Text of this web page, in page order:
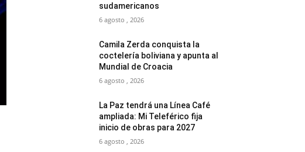
sudamericanos
6 agosto , 2026
Camila Zerda conquista la
coctelería boliviana y apunta al
Mundial de Croacia
6 agosto , 2026
La Paz tendrá una Línea Café
ampliada: Mi Teleférico fija
inicio de obras para 2027
6 agosto , 2026